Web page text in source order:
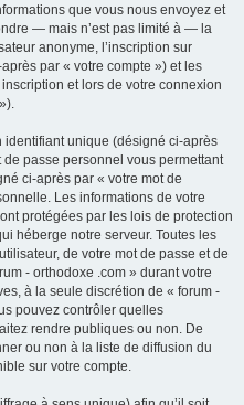
que vous nous envoyez et
— mais n’est pas limité à — la
anonyme, l’inscription sur
par « votre compte ») et les
et lors de votre connexion
identifiant unique (désigné ci-après
de passe personnel vous permettant
ci-après par « votre mot de
Les informations de votre
protégées par les lois de protection
héberge notre serveur. Toutes les
de votre mot de passe et de
- orthodoxe .com » durant votre
à la seule discrétion de « forum -
pouvez contrôler quelles
rendre publiques ou non. De
ou non à la liste de diffusion du
sur votre compte.